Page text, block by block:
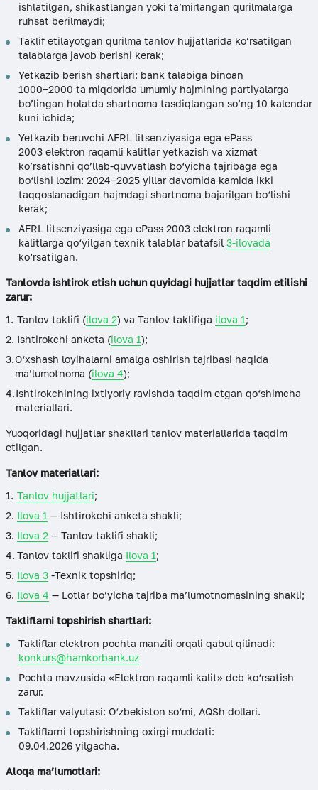
ishlatilgan, shikastlangan yoki ta’mirlangan qurilmalarga
ruhsat berilmaydi;
Taklif etilayotgan qurilma tanlov hujjatlarida ko’rsatilgan
talablarga javob berishi kerak;
Yetkazib berish shartlari: bank talabiga binoan
1000−2000 ta miqdorida umumiy hajmining partiyalarga
bo’lingan holatda shartnoma tasdiqlangan so’ng 10 kalendar
kuni ichida;
Yetkazib beruvchi AFRL litsenziyasiga ega ePass
2003 elektron raqamli kalitlar yetkazish va xizmat
ko’rsatishni qo’llab-quvvatlash bo‘yicha tajribaga ega
bo‘lishi lozim: 2024−2025 yillar davomida kamida ikki
taqqoslanadigan hajmdagi shartnoma bajarilgan bo‘lishi
kerak;
AFRL litsenziyasiga ega ePass 2003 elektron raqamli
kalitlarga qo‘yilgan texnik talablar batafsil 3-ilovada
ko‘rsatilgan.
Tanlovda ishtirok etish uchun quyidagi hujjatlar taqdim etilishi
zarur:
Tanlov taklifi (ilova 2) va Tanlov taklifiga ilova 1;
Ishtirokchi anketa (ilova 1);
O‘xshash loyihalarni amalga oshirish tajribasi haqida
ma’lumotnoma (ilova 4);
Ishtirokchining ixtiyoriy ravishda taqdim etgan qo‘shimcha
materiallari.
Yuoqoridagi hujjatlar shakllari tanlov materiallarida taqdim
etilgan.
Tanlov materiallari:
Tanlov hujjatlari;
Ilova 1 — Ishtirokchi anketa shakli;
Ilova 2— Tanlov taklifi shakli;
Tanlov taklifi shakliga Ilova 1;
Ilova 3-Texnik topshiriq;
Ilova 4 — Lotlar bo’yicha tajriba ma’lumotnomasining shakli;
Takliflarni topshirish shartlari:
Takliflar elektron pochta manzili orqali qabul qilinadi:
konkurs@hamkorbank.uz
Pochta mavzusida «Elektron raqamli kalit» deb ko‘rsatish
zarur.
Takliflar valyutasi: O‘zbekiston so‘mi, AQSh dollari.
Takliflarni topshirishning oxirgi muddati:
09.04.2026 yilgacha.
Aloqa ma’lumotlari: